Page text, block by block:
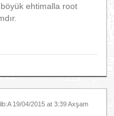
ehtimalla root
19/04/2015 at 3:39 Axşam